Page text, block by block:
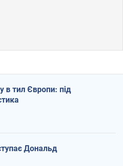
в тил Європи: під
Дональд